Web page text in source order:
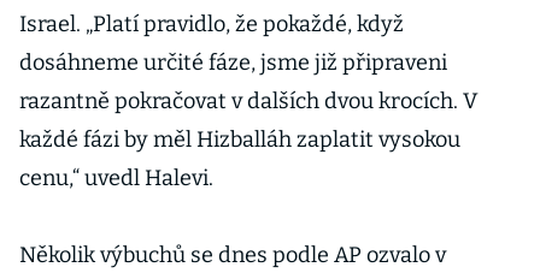
Israel. „Platí pravidlo, že pokaždé, když
dosáhneme určité fáze, jsme již připraveni
razantně pokračovat v dalších dvou krocích. V
každé fázi by měl Hizballáh zaplatit vysokou
cenu,“ uvedl Halevi.
Několik výbuchů se dnes podle AP ozvalo v